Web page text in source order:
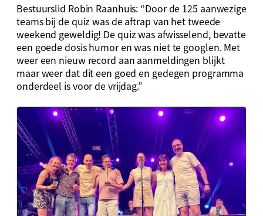
Bestuurslid Robin Raanhuis: “Door de 125 aanwezige
teams bij de quiz was de aftrap van het tweede
weekend geweldig! De quiz was afwisselend, bevatte
een goede dosis humor en was niet te googlen. Met
weer een nieuw record aan aanmeldingen blijkt
maar weer dat dit een goed en gedegen programma
onderdeel is voor de vrijdag.”